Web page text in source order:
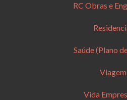
RC Obras e
Saúde (Plano
Viagem
Vida